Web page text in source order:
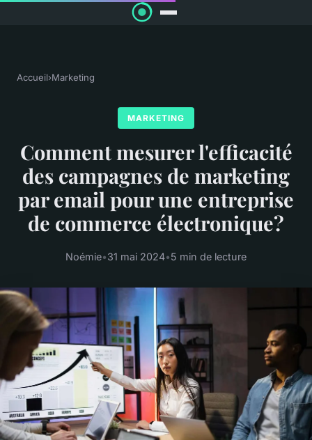
Accueil›Marketing
MARKETING
Comment mesurer l'efficacité
des campagnes de marketing
par email pour une entreprise
de commerce électronique?
Noémie•31 mai 2024•5 min de lecture